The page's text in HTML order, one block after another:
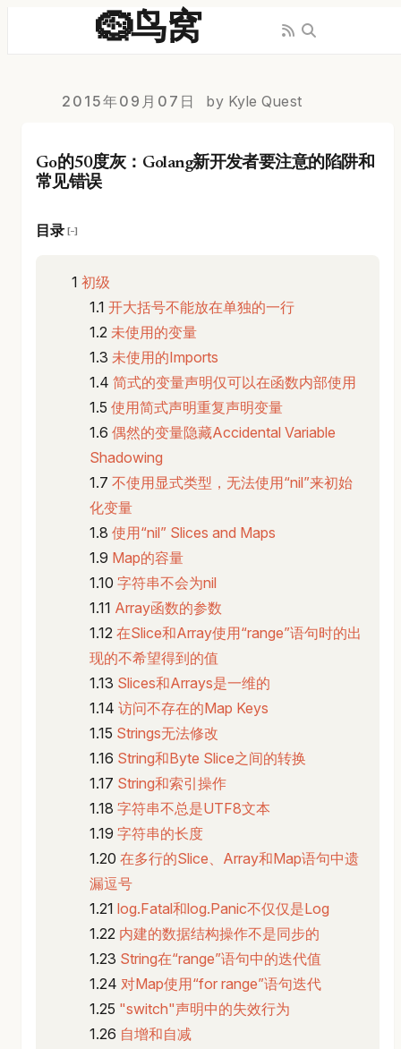
🪹鸟窝
2015年09月07日 by Kyle Quest
Go的50度灰：Golang新开发者要注意的陷阱和
常见错误
目录 [−]
初级
开大括号不能放在单独的一行
未使用的变量
未使用的Imports
简式的变量声明仅可以在函数内部使用
使用简式声明重复声明变量
偶然的变量隐藏Accidental Variable
Shadowing
不使用显式类型，无法使用“nil”来初始
化变量
使用“nil” Slices and Maps
Map的容量
字符串不会为nil
Array函数的参数
在Slice和Array使用“range”语句时的出
现的不希望得到的值
Slices和Arrays是一维的
访问不存在的Map Keys
Strings无法修改
String和Byte Slice之间的转换
String和索引操作
字符串不总是UTF8文本
字符串的长度
在多行的Slice、Array和Map语句中遗
漏逗号
log.Fatal和log.Panic不仅仅是Log
内建的数据结构操作不是同步的
String在“range”语句中的迭代值
对Map使用“for range”语句迭代
"switch"声明中的失效行为
自增和自减